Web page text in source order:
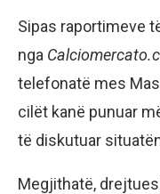
Sipas raportimeve
nga
telefonatë mes
cilët kanë punuar
të diskutuar
Megjithatë,